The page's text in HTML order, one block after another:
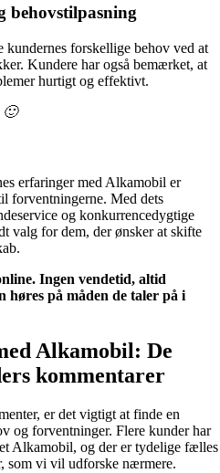
behovstilpasning
forskellige behov ved at
Kundere har også bemærket, at
hurtigt og effektivt.
🙂
erfaringer med Alkamobil er
forventningerne. Med dets
og konkurrencedygtige
valg for dem, der ønsker at skifte
Ingen vendetid, altid
høres på måden de taler på i
Alkamobil: De
kommentarer
er det vigtigt at finde en
og forventninger. Flere kunder har
Alkamobil, og der er tydelige fælles
som vi vil udforske nærmere.